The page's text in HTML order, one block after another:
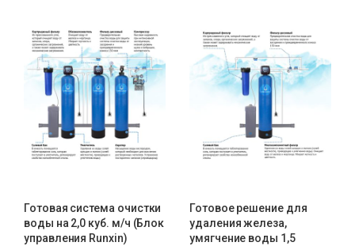
Готовая система очистки
воды на 2,0 куб. м/ч (Блок
управления Runxin)
Готовое решение для
удаления железа,
умягчение воды 1,5